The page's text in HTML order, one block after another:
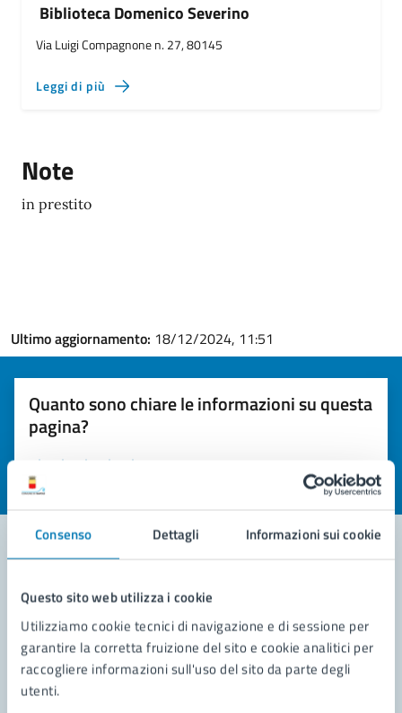
Consenso Dettagli Informazioni sui cookie
Questo sito web utilizza i cookie
Utilizziamo cookie tecnici di navigazione e di sessione per
garantire la corretta fruizione del sito e cookie analitici per
raccogliere informazioni sull'uso del sito da parte degli
utenti.
Biblioteca Domenico Severino
Via Luigi Compagnone n. 27, 80145
Leggi di più
Note
in prestito
Ultimo aggiornamento: 18/12/2024, 11:51
Quanto sono chiare le informazioni su questa
pagina?
Valuta la chiarezza delle informazioni (da 1 a 5 stelle)
Seleziona il numero di stelle per valutare la chiarezza delle
Valuta 1 stelle su 5
Contatta il comune
Leggi le domande frequenti
Richiedi assistenza